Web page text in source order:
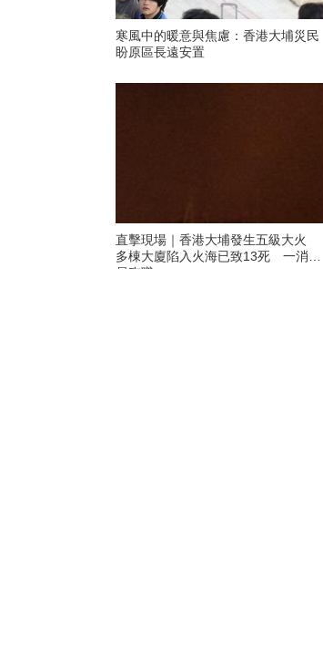
寒風中的暖意與焦慮：香港大埔災民
盼原區長遠安置
直擊現場｜香港大埔發生五級大火
多棟大廈陷入火海已致13死 一消防
員殉職